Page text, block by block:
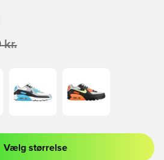
kr.
ind eller tilmelde dig som medlem
Vælg størrelse